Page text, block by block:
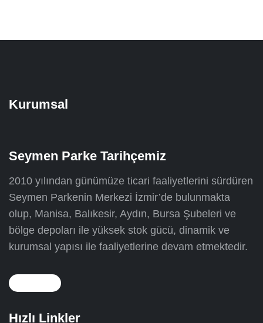
Kurumsal
Seymen Parke Tarihçemiz
2010 yılından günümüze ticari faaliyetlerini sürdüren
Seymen Parkenin Merkezi İzmir’de bulunmakta
olup, Manisa, Balıkesir, Aydın, Bursa Şubeleri ve
bölge depoları ile yüksek stok gücü, dinamik ve
kurumsal yapısı ile faaliyetlerine devam etmektedir.
Hızlı Linkler